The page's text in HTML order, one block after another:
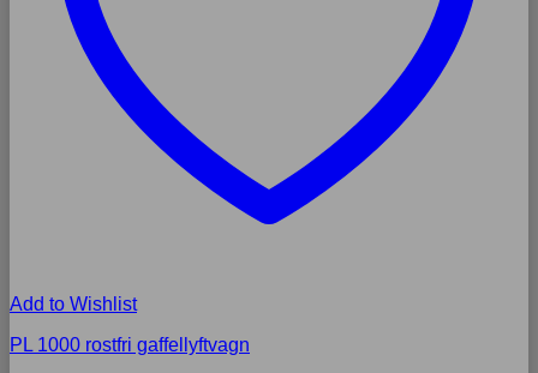
Add to Wishlist
PL 1000 rostfri gaffellyftvagn